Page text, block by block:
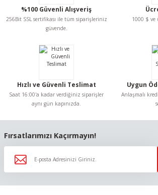
Ürün açıklamasında eksik bilgiler bulunuyor.
Ürün bilgilerinde hatalar bulunuyor.
Bu ürüne benzer farklı alternatifler olmalı.
%100 Güvenli Alışveriş
256Bit SSL sertifikası ile tüm siparişleriniz
güvende.
1000 $ ve
Hızlı ve Güvenli Teslimat
Saat 16:00'a kadar verdiğiniz siparişler
aynı gün kapınızda.
Uygun
Anlaşmalı
Fırsatlarımızı Kaçırmayın!